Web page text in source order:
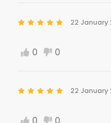
22 January
0 0
22 January
0 0